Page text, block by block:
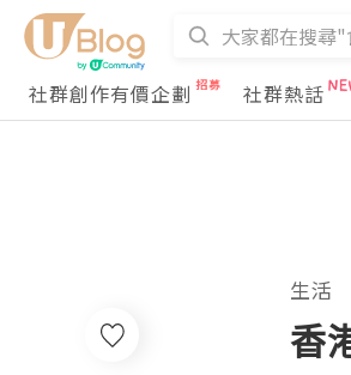
社群創作有價企劃 社群熱話
生活
香